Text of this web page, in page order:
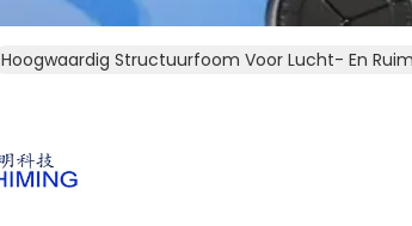
Hoogwaardig Structuurfoom Voor Lucht- En